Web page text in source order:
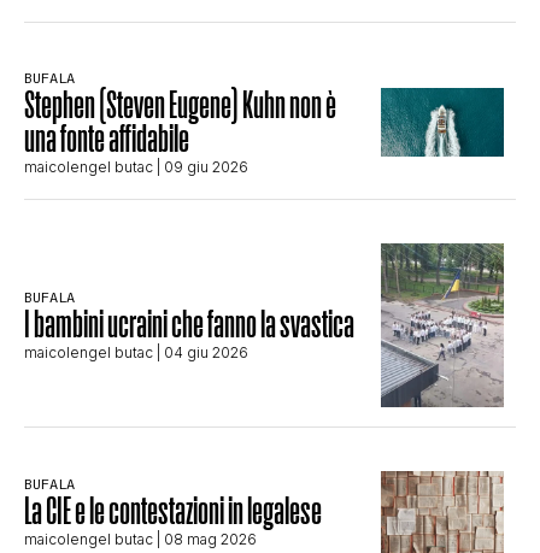
BUFALA
Stephen (Steven Eugene) Kuhn non è
una fonte affidabile
maicolengel butac | 09 giu 2026
BUFALA
I bambini ucraini che fanno la svastica
maicolengel butac | 04 giu 2026
BUFALA
La CIE e le contestazioni in legalese
maicolengel butac | 08 mag 2026